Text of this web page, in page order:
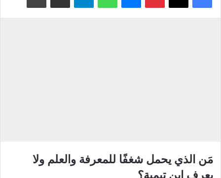
مَن الذي يحمل شغفًا للمعرفة والعلم ولا
يعرف ابن تيمية؟